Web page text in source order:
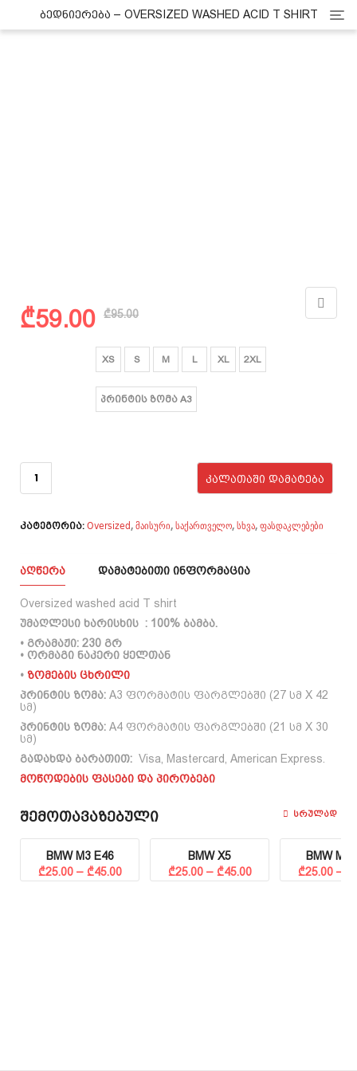
ᲑᲔᲓᲜᲘᲔᲠᲔᲑᲐ – OVERSIZED WASHED ACID T SHIRT
₾95.00Original
was:
₾95.00.
₾59.00
Current
is:
₾59.00.
XS S M L XL 2XL
პრინტის ზომა A3
რაოდენობა:
ბედნიერება
ᲙᲐᲚᲐᲗᲐᲨᲘ ᲓᲐᲛᲐᲢᲔᲑᲐ
კატეგორია: Oversized,მაისური,საქართველო,სხვა,ფასდაკლებები
ᲐᲦᲬᲔᲠᲐ ᲓᲐᲛᲐᲢᲔᲑᲘᲗᲘ ᲘᲜᲤᲝᲠᲛᲐᲪᲘᲐ
Oversized washed acid T shirt
უმაღლესი ხარისხის : 100% ბამბა.
• გრამაჟი: 230 გრ
• ორმაგი ნაკერი ყელთან
• ზომების ცხრილი
პრინტის ზომა: A3 ფორმატის ფარგლებში (27 სმ X 42
სმ)
პრინტის ზომა: A4 ფორმატის ფარგლებში (21 სმ X 30
სმ)
გადახდა ბარათით: Visa, Mastercard, American Express.
მოწოდების ფასები და პირობები
Შემოთავაზებული Სრულად
BMW M3 E46
₾25.00 – ₾45.00Price range: ₾25.00 through ₾45.00
BMW X5
₾25.00 – ₾45.00Price range: ₾25.00 through ₾45.00
BMW M5
₾25.00 –